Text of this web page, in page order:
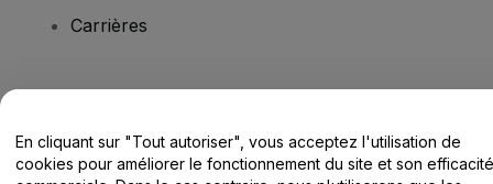
Carrières
Centre d'assistance / Nous contacter
En cliquant sur "Tout autoriser", vous acceptez l'utilisation de
cookies pour améliorer le fonctionnement du site et son efficacité